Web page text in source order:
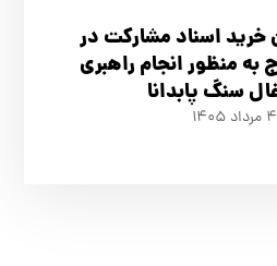
خرید اسناد مشارکت در
منظور انجام راهبری
سنگ پابدانا
۴ مرداد ۱۴۰۵